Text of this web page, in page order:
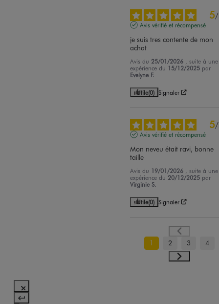
5/
Avis vérifié et récompensé
je suis tres contente de mon
achat
Avis du 25/01/2026
, suite à une
expérience du 15/12/2025 par
Evelyne F.
Utile(0) Signaler
5/
Avis vérifié et récompensé
Mon neveu était ravi, bonne
taille
Avis du 19/01/2026
, suite à une
expérience du 20/12/2025 par
Virginie S.
Utile(0) Signaler
1 2 3 4